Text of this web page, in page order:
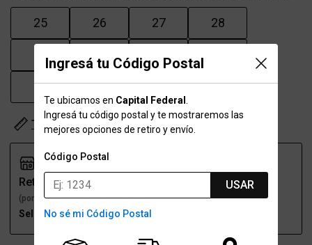
Ingresá tu Código Postal
Te ubicamos en Capital Federal
Ingresá tu código postal y te mostraremos las
mejores opciones de retiro y envío.
Código Postal
USAR
No sé mi Código Postal
25 26 27 28
29 31
33 34
Tabla de talles
Retiro
(por una sucursal)
Seleccioná talle
(a domicilio)